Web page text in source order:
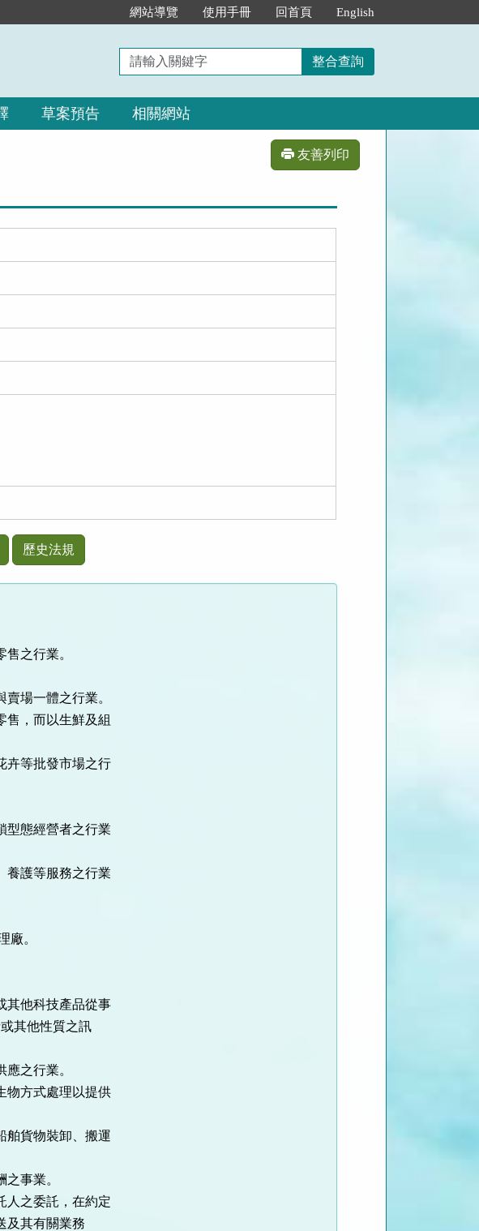
網站導覽 使用手冊 回首頁 English
請
輸
入
鍵
整合查詢
草案預告 相關網站
友善列印
歷史法規
之行業。
場一體之行業。
，而以生鮮及組
等批發市場之行
態經營者之行業
護等服務之行業
。
他科技產品從事
其他性質之訊
之行業。
方式處理以提供
貨物裝卸、搬運
事業。
之委託，在約定
其有關業務